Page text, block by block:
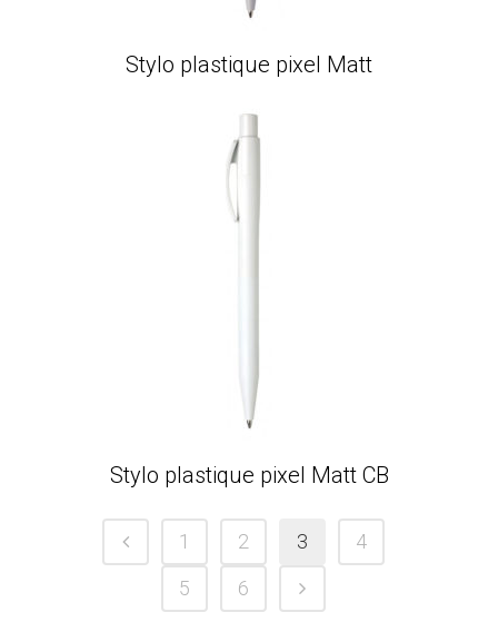
Stylo plastique pixel Matt
Stylo plastique pixel Matt CB
1 2 3
4
5
6